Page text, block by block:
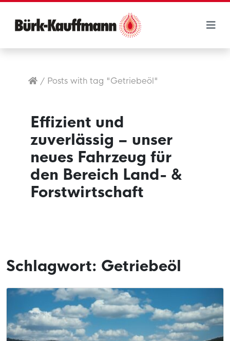
/ Posts with tag "Getriebeöl"
Effizient und
zuverlässig – unser
neues Fahrzeug für
den Bereich Land- &
Forstwirtschaft
Schlagwort: Getriebeöl